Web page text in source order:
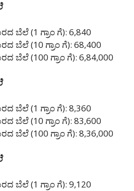
ಬೆಲೆ (1 ಗ್ರಾಂ ಗೆ): 6,840
ಬೆಲೆ (10 ಗ್ರಾಂ ಗೆ): 68,400
ಬೆಲೆ (100 ಗ್ರಾಂ ಗೆ): 6,84,000
ಬೆಲೆ (1 ಗ್ರಾಂ ಗೆ): 8,360
ಬೆಲೆ (10 ಗ್ರಾಂ ಗೆ): 83,600
ಬೆಲೆ (100 ಗ್ರಾಂ ಗೆ): 8,36,000
ಬೆಲೆ (1 ಗ್ರಾಂ ಗೆ): 9,120